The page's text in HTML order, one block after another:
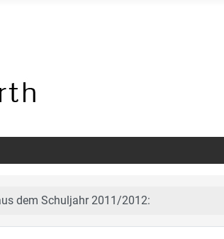
dem Schuljahr 2011/2012: